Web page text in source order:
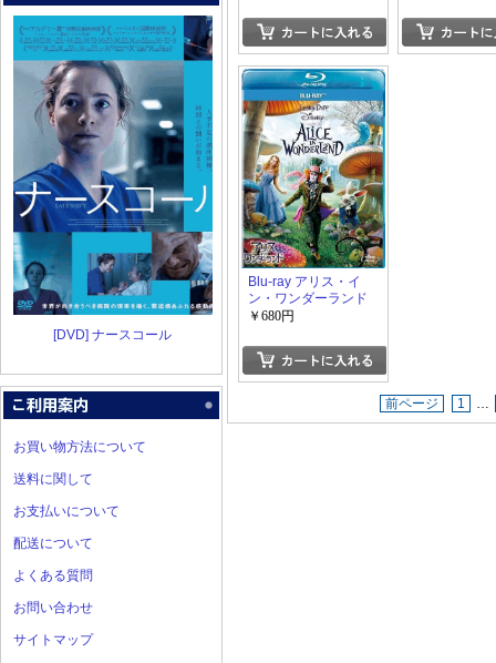
[DVD] ナースコール
お買い物方法について
送料に関して
お支払いについて
配送について
よくある質問
お問い合わせ
サイトマップ
Blu-ray アリス・イ
ン・ワンダーランド
￥680円
前ページ 1 …